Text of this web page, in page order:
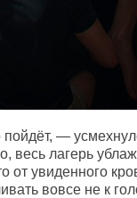
—
весь лагерь
от увиденного
вовсе не к